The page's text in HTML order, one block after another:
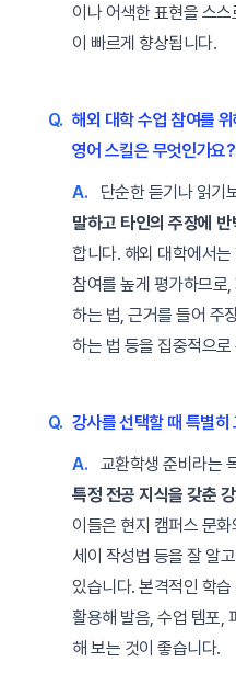
이나 어색한 표현을 스
이 빠르게 향상됩니다.
Q. 해외 대학 수업 참여를
영어 스킬은 무엇인가요?
A.
단순한 듣기나 읽기
말하고 타인의 주장에
합니다. 해외 대학에서
참여를 높게 평가하므로
하는 법, 근거를 들어 주
하는 법 등을 집중적으
Q. 강사를 선택할 때 특별
A.
교환학생 준비라는
특정 전공 지식을 갖춘
이들은 현지 캠퍼스 문
세이 작성법 등을 잘 알
있습니다. 본격적인 학
활용해 발음, 수업 템포,
해 보는 것이 좋습니다.